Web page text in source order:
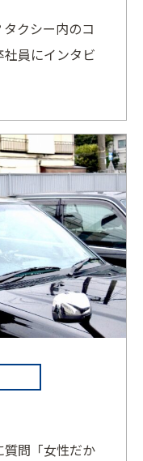
クシー内のコ
員にインタビ
問「女性だか